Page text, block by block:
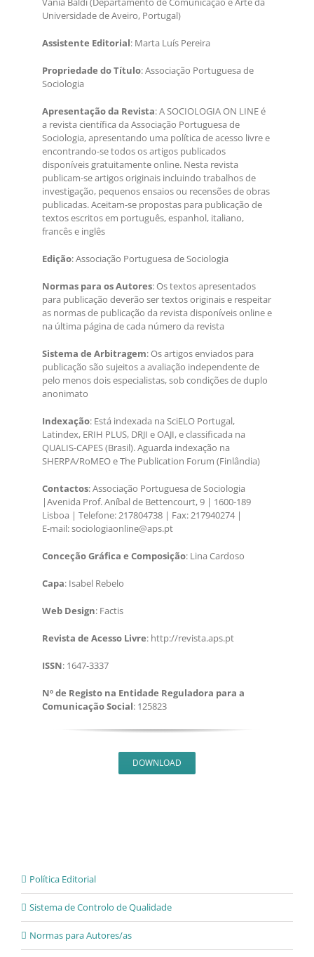
Universidade de Aveiro, Portugal)
Assistente Editorial: Marta Luís Pereira
Propriedade do Título: Associação Portuguesa de
Sociologia
Apresentação da Revista: A SOCIOLOGIA ON LINE é
a revista científica da Associação Portuguesa de
Sociologia, apresentando uma política de acesso livre e
encontrando-se todos os artigos publicados
disponíveis gratuitamente online. Nesta revista
publicam-se artigos originais incluindo trabalhos de
investigação, pequenos ensaios ou recensões de obras
publicadas. Aceitam-se propostas para publicação de
textos escritos em português, espanhol, italiano,
francês e inglês
Edição: Associação Portuguesa de Sociologia
Normas para os Autores: Os textos apresentados
para publicação deverão ser textos originais e respeitar
as normas de publicação da revista disponíveis online e
na última página de cada número da revista
Sistema de Arbitragem: Os artigos enviados para
publicação são sujeitos a avaliação independente de
pelo menos dois especialistas, sob condições de duplo
anonimato
Indexação: Está indexada na SciELO Portugal,
Latindex, ERIH PLUS, DRJI e OAJI, e classificada na
QUALIS-CAPES (Brasil). Aguarda indexação na
SHERPA/RoMEO e The Publication Forum (Finlândia)
Contactos: Associação Portuguesa de Sociologia
|Avenida Prof. Aníbal de Bettencourt, 9 | 1600-189
Lisboa | Telefone: 217804738 | Fax: 217940274 |
E-mail: sociologiaonline@aps.pt
Conceção Gráfica e Composição: Lina Cardoso
Capa: Isabel Rebelo
Web Design: Factis
Revista de Acesso Livre: http://revista.aps.pt
ISSN: 1647-3337
Nº de Registo na Entidade Reguladora para a
Comunicação Social: 125823
DOWNLOAD
Política Editorial
Sistema de Controlo de Qualidade
Normas para Autores/as